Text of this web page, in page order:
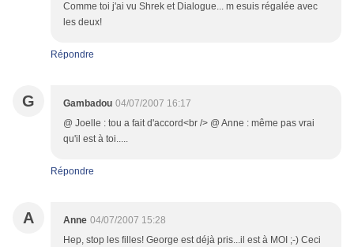
Comme toi j'ai vu Shrek et Dialogue... m esuis régalée avec
les deux!
Répondre
G Gambadou 04/07/2007 16:17
@ Joelle : tou a fait d'accord<br /> @ Anne : même pas vrai
qu'il est à toi.....
Répondre
A Anne 04/07/2007 15:28
Hep, stop les filles! George est déjà pris...il est à MOI ;-) Ceci